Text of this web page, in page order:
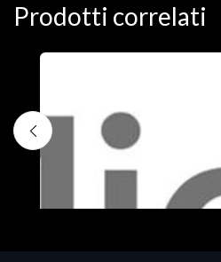
Prodotti correlati